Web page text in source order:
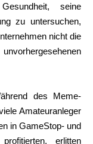
seine
zu untersuchen,
nicht die
des Meme-
Amateuranleger
in GameStop- und
erlitten